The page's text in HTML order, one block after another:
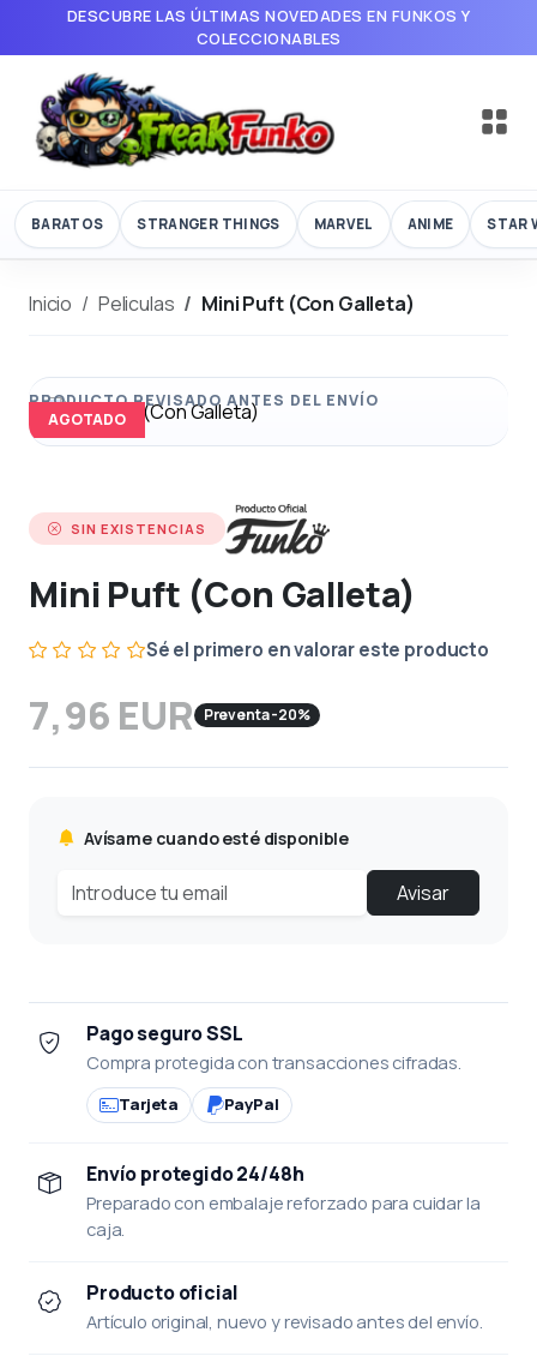
DESCUBRE LAS ÚLTIMAS NOVEDADES EN FUNKOS Y
COLECCIONABLES
BARATOS STRANGER THINGS MARVEL ANIME STAR
Inicio Peliculas Mini Puft (Con Galleta)
AGOTADO
SIN EXISTENCIAS
Mini Puft (Con Galleta)
Sé el primero en valorar este producto
7,96 EUR Preventa -20%
Avísame cuando esté disponible
Avisar
Pago seguro SSL
Compra protegida con transacciones cifradas.
Tarjeta PayPal
Envío protegido 24/48h
Preparado con embalaje reforzado para cuidar la
caja.
Producto oficial
Artículo original, nuevo y revisado antes del envío.